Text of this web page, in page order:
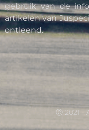
gebruik van de
artikelen van
ontleend.
Ⓒ 2021 -